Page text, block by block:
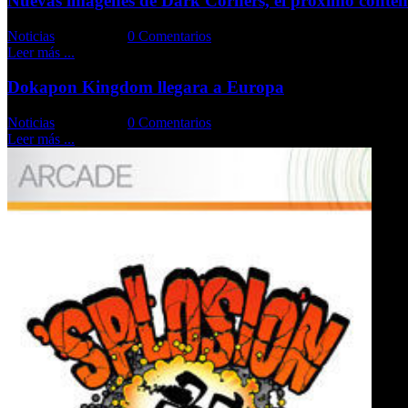
Noticias
0 Comentarios
Leer más ...
Dokapon Kingdom llegara a Europa
Noticias
0 Comentarios
Leer más ...